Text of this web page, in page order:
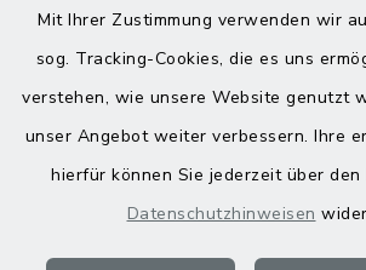
Mit Ihrer Zustimmung verwenden wir
sog. Tracking-Cookies, die es uns
verstehen, wie unsere Website genutzt
unser Angebot weiter verbessern. Ihre
hierfür können Sie jederzeit über den
Datenschutzhinweisen
Datenschutz
Impressum
Sitemap
Cookie-